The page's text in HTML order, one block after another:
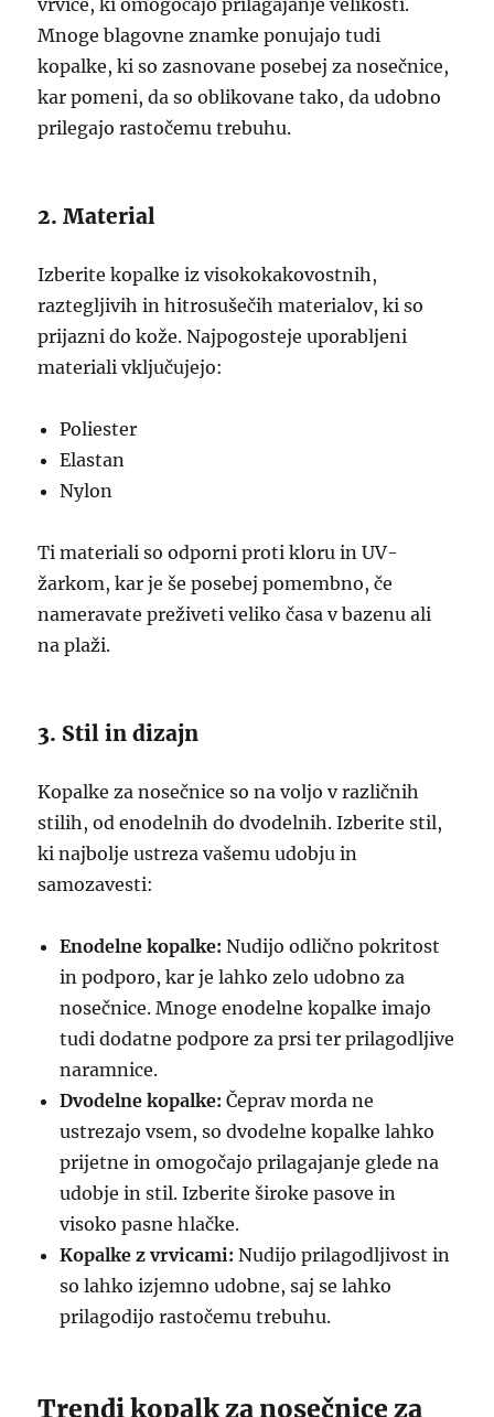
vrvice, ki omogočajo prilagajanje velikosti.
Mnoge blagovne znamke ponujajo tudi
kopalke, ki so zasnovane posebej za nosečnice,
kar pomeni, da so oblikovane tako, da udobno
prilegajo rastočemu trebuhu.
2. Material
Izberite kopalke iz visokokakovostnih,
raztegljivih in hitrosušečih materialov, ki so
prijazni do kože. Najpogosteje uporabljeni
materiali vključujejo:
Poliester
Elastan
Nylon
Ti materiali so odporni proti kloru in UV-
žarkom, kar je še posebej pomembno, če
nameravate preživeti veliko časa v bazenu ali
na plaži.
3. Stil in dizajn
Kopalke za nosečnice so na voljo v različnih
stilih, od enodelnih do dvodelnih. Izberite stil,
ki najbolje ustreza vašemu udobju in
samozavesti:
Enodelne kopalke: Nudijo odlično pokritost
in podporo, kar je lahko zelo udobno za
nosečnice. Mnoge enodelne kopalke imajo
tudi dodatne podpore za prsi ter prilagodljive
naramnice.
Dvodelne kopalke: Čeprav morda ne
ustrezajo vsem, so dvodelne kopalke lahko
prijetne in omogočajo prilagajanje glede na
udobje in stil. Izberite široke pasove in
visoko pasne hlačke.
Kopalke z vrvicami: Nudijo prilagodljivost in
so lahko izjemno udobne, saj se lahko
prilagodijo rastočemu trebuhu.
Trendi kopalk za nosečnice za